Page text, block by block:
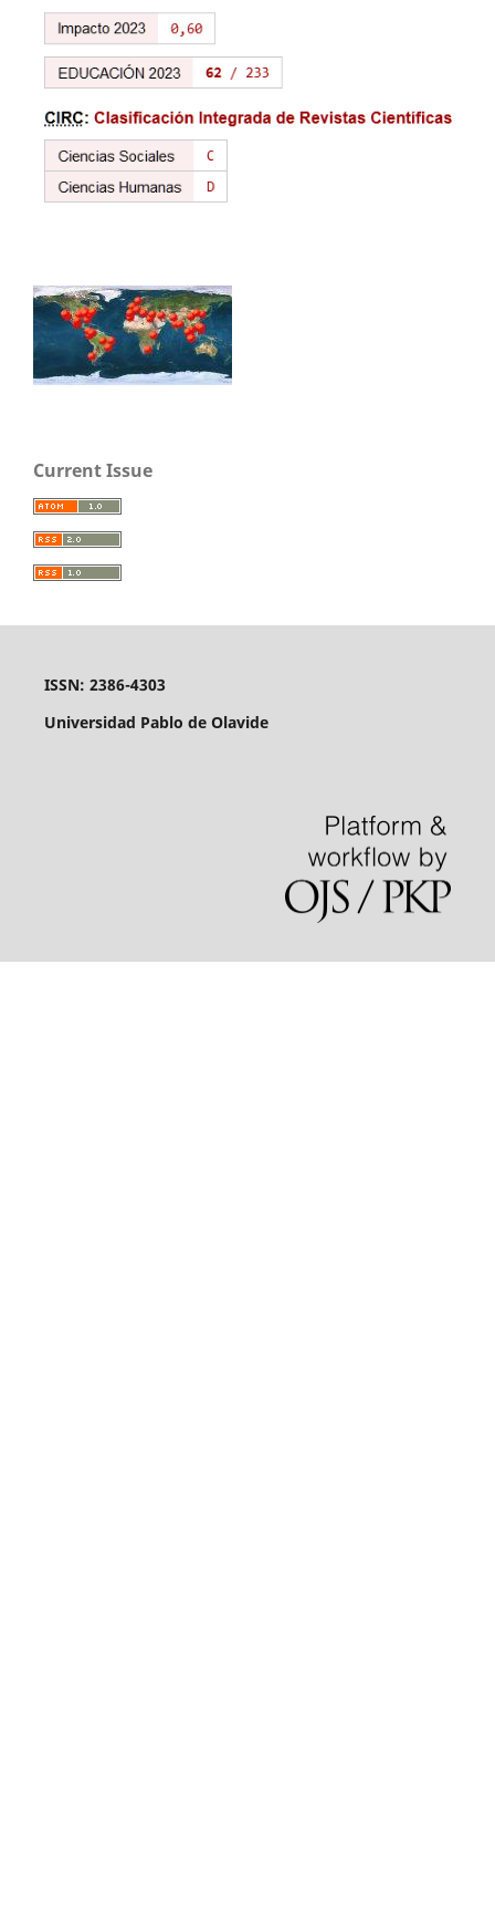
Current Issue
ISSN: 2386-4303
Universidad Pablo de Olavide